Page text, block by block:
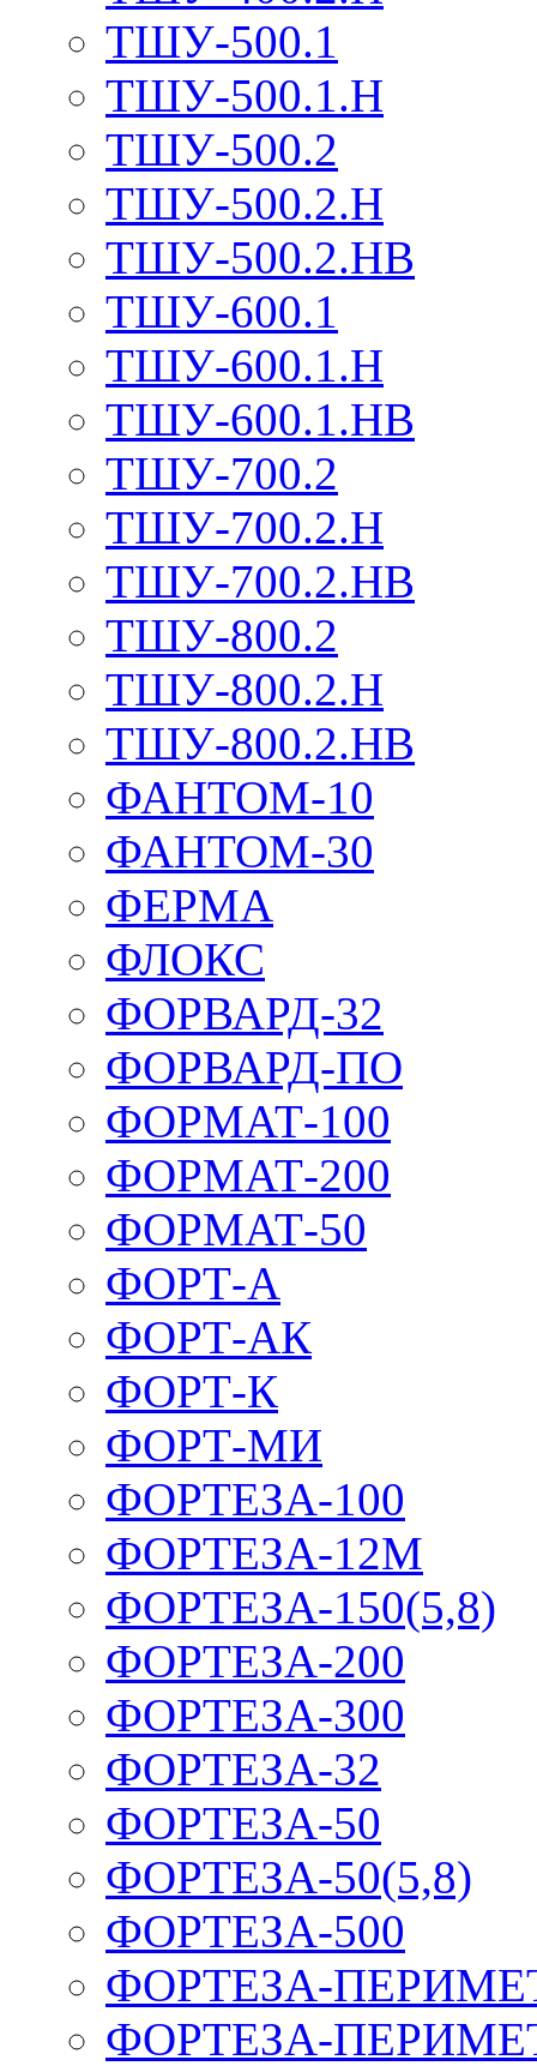
ТШУ-500.1
ТШУ-500.1.Н
ТШУ-500.2
ТШУ-500.2.Н
ТШУ-500.2.НВ
ТШУ-600.1
ТШУ-600.1.Н
ТШУ-600.1.НВ
ТШУ-700.2
ТШУ-700.2.Н
ТШУ-700.2.НВ
ТШУ-800.2
ТШУ-800.2.Н
ТШУ-800.2.НВ
ФАНТОМ-10
ФАНТОМ-30
ФЕРМА
ФЛОКС
ФОРВАРД-32
ФОРВАРД-ПО
ФОРМАТ-100
ФОРМАТ-200
ФОРМАТ-50
ФОРТ-А
ФОРТ-АК
ФОРТ-К
ФОРТ-МИ
ФОРТЕЗА-100
ФОРТЕЗА-12М
ФОРТЕЗА-150(5,8)
ФОРТЕЗА-200
ФОРТЕЗА-300
ФОРТЕЗА-32
ФОРТЕЗА-50
ФОРТЕЗА-50(5,8)
ФОРТЕЗА-500
ФОРТЕЗА-
ФОРТЕЗА-